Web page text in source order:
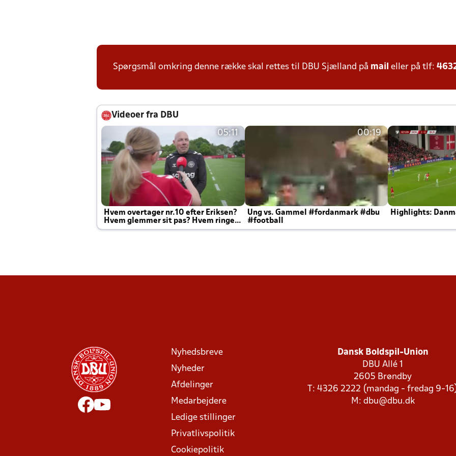
Spørgsmål omkring denne række skal rettes til DBU Sjælland på mail eller på tlf:
Videoer fra DBU
05:11
Hvem overtager nr.10 efter Eriksen?
Hvem glemmer sit pas? Hvem ringer
Joachim altid til efter kampe?
00:19
Ung vs. Gammel #fordanmark #dbu
#football
Highlights:
Nyhedsbreve
Nyheder
Afdelinger
Medarbejdere
Ledige stillinger
Privatlivspolitik
Cookiepolitik
Dansk Boldspil-Union
DBU Allé 1
2605 Brøndby
T: 4326 2222 (mandag - fredag 9-
M: dbu@dbu.dk